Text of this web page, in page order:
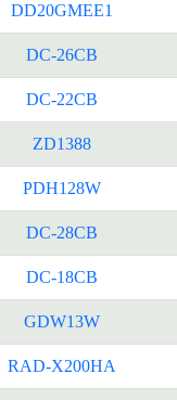
DD20GMEE1
DC-26CB
DC-22CB
ZD1388
PDH128W
DC-28CB
DC-18CB
GDW13W
RAD-X200HA